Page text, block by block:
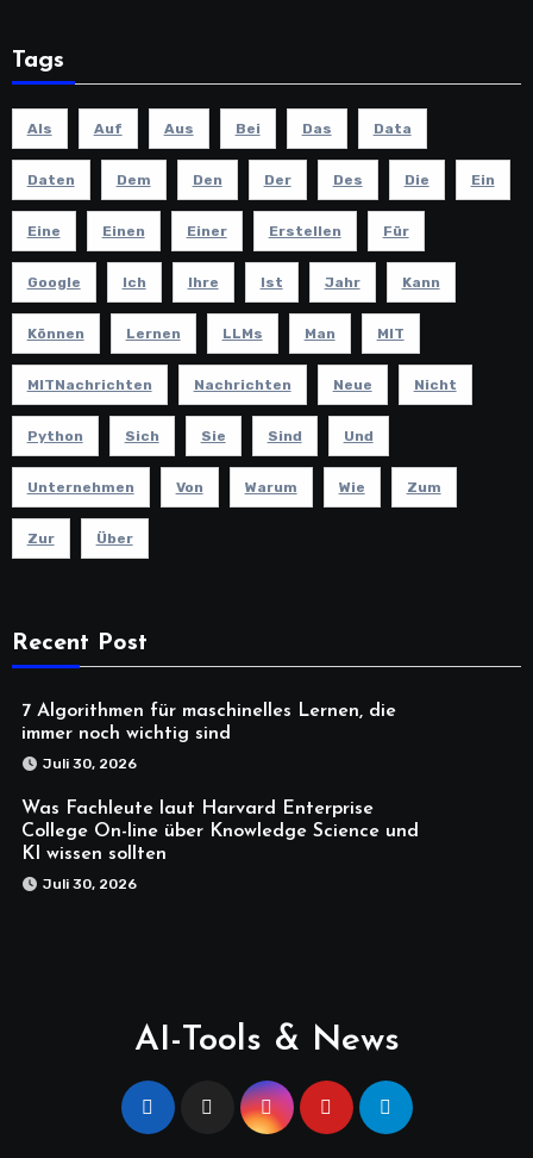
Tags
Als Auf Aus Bei Das Data
Daten Dem Den Der Des Die Ein
Eine Einen Einer Erstellen Für
Google Ich Ihre Ist Jahr Kann
Können Lernen LLMs Man MIT
MITNachrichten Nachrichten Neue Nicht
Python Sich Sie Sind Und
Unternehmen Von Warum Wie Zum
Zur Über
Recent Post
7 Algorithmen für maschinelles Lernen, die
immer noch wichtig sind
Juli 30, 2026
Was Fachleute laut Harvard Enterprise
College On-line über Knowledge Science und
KI wissen sollten
Juli 30, 2026
AI-Tools & News